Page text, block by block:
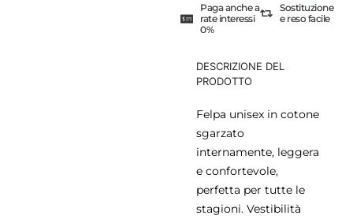
Paga anche a
rate interessi
0%
Sostituzione
e reso facile
DESCRIZIONE DEL
PRODOTTO
Felpa unisex in cotone
sgarzato
internamente, leggera
e confortevole,
perfetta per tutte le
stagioni. Vestibilità